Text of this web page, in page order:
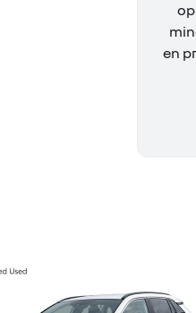
en